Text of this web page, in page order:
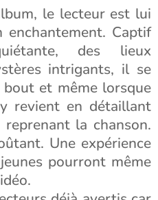
le lecteur est lui
enchantement. Captif
des lieux
intrigants, il se
bout et même lorsque
y revient en détaillant
la chanson.
Une expérience
pourront même